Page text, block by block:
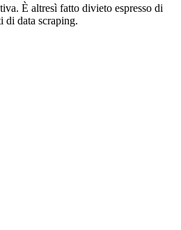
È altresì fatto divieto espresso di
di data scraping.